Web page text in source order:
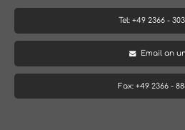
Tel: +49 2366 -
Email an
Fax: +49 2366 -